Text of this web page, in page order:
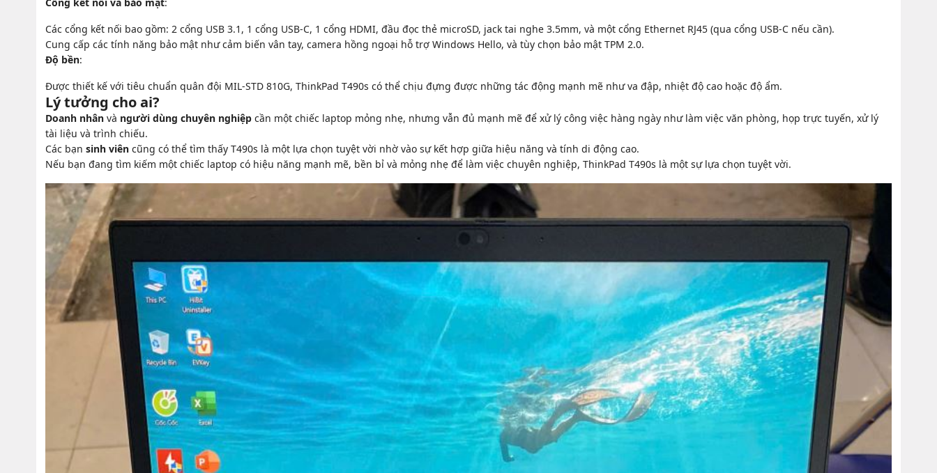
Các cổng kết nối bao gồm: 2 cổng USB 3.1, 1 cổng USB-C, 1 cổng HDMI, đầu đọc thẻ microSD, jack tai nghe 3.5mm, và một cổng Ethernet RJ45 (qua cổng USB-C nếu cần).
Cung cấp các tính năng bảo mật như cảm biến vân tay, camera hồng ngoại hỗ trợ Windows Hello, và tùy chọn bảo mật TPM 2.0.
Độ bền:
Được thiết kế với tiêu chuẩn quân đội MIL-STD 810G, ThinkPad T490s có thể chịu đựng được những tác động mạnh mẽ như va đập, nhiệt độ cao hoặc độ ẩm.
Lý tưởng cho ai?
Doanh nhân và người dùng chuyên nghiệp cần một chiếc laptop mỏng nhẹ, nhưng vẫn đủ mạnh mẽ để xử lý công việc hàng ngày như làm việc văn phòng, họp trực tuyến, xử lý
tài liệu và trình chiếu.
Các bạn sinh viên cũng có thể tìm thấy T490s là một lựa chọn tuyệt vời nhờ vào sự kết hợp giữa hiệu năng và tính di động cao.
Nếu bạn đang tìm kiếm một chiếc laptop có hiệu năng mạnh mẽ, bền bỉ và mỏng nhẹ để làm việc chuyên nghiệp, ThinkPad T490s là một sự lựa chọn tuyệt vời.